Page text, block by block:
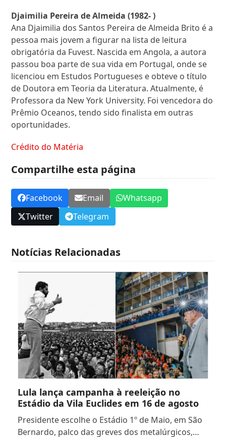
Djaimilia Pereira de Almeida (1982- )
Ana Djaimilia dos Santos Pereira de Almeida Brito é a
pessoa mais jovem a figurar na lista de leitura
obrigatória da Fuvest. Nascida em Angola, a autora
passou boa parte de sua vida em Portugal, onde se
licenciou em Estudos Portugueses e obteve o título
de Doutora em Teoria da Literatura. Atualmente, é
Professora da New York University. Foi vencedora do
Prêmio Oceanos, tendo sido finalista em outras
oportunidades.
Crédito do Matéria
Compartilhe esta página
Facebook Email
Whatsapp
Twitter
Telegram
Notícias Relacionadas
Lula lança campanha à reeleição no
Estádio da Vila Euclides em 16 de agosto
Presidente escolhe o Estádio 1º de Maio, em São
Bernardo, palco das greves dos metalúrgicos,…